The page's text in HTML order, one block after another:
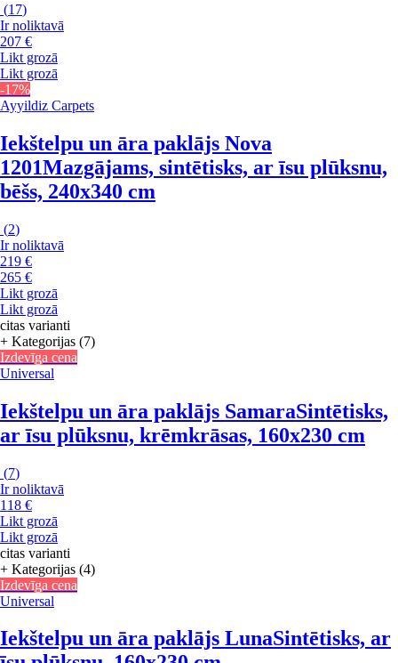
(17)
Ir noliktavā
207 €
Likt grozā
Likt grozā
-17%
Ayyildiz Carpets
Iekštelpu un āra paklājs Nova
1201Mazgājams, sintētisks, ar īsu plūksnu,
bēšs, 240x340 cm
(2)
Ir noliktavā
219 €
265 €
Likt grozā
Likt grozā
citas varianti
+ Kategorijas (7)
Izdevīga cena
Universal
Iekštelpu un āra paklājs SamaraSintētisks,
ar īsu plūksnu, krēmkrāsas, 160x230 cm
(7)
Ir noliktavā
118 €
Likt grozā
Likt grozā
citas varianti
+ Kategorijas (4)
Izdevīga cena
Universal
Iekštelpu un āra paklājs LunaSintētisks, ar